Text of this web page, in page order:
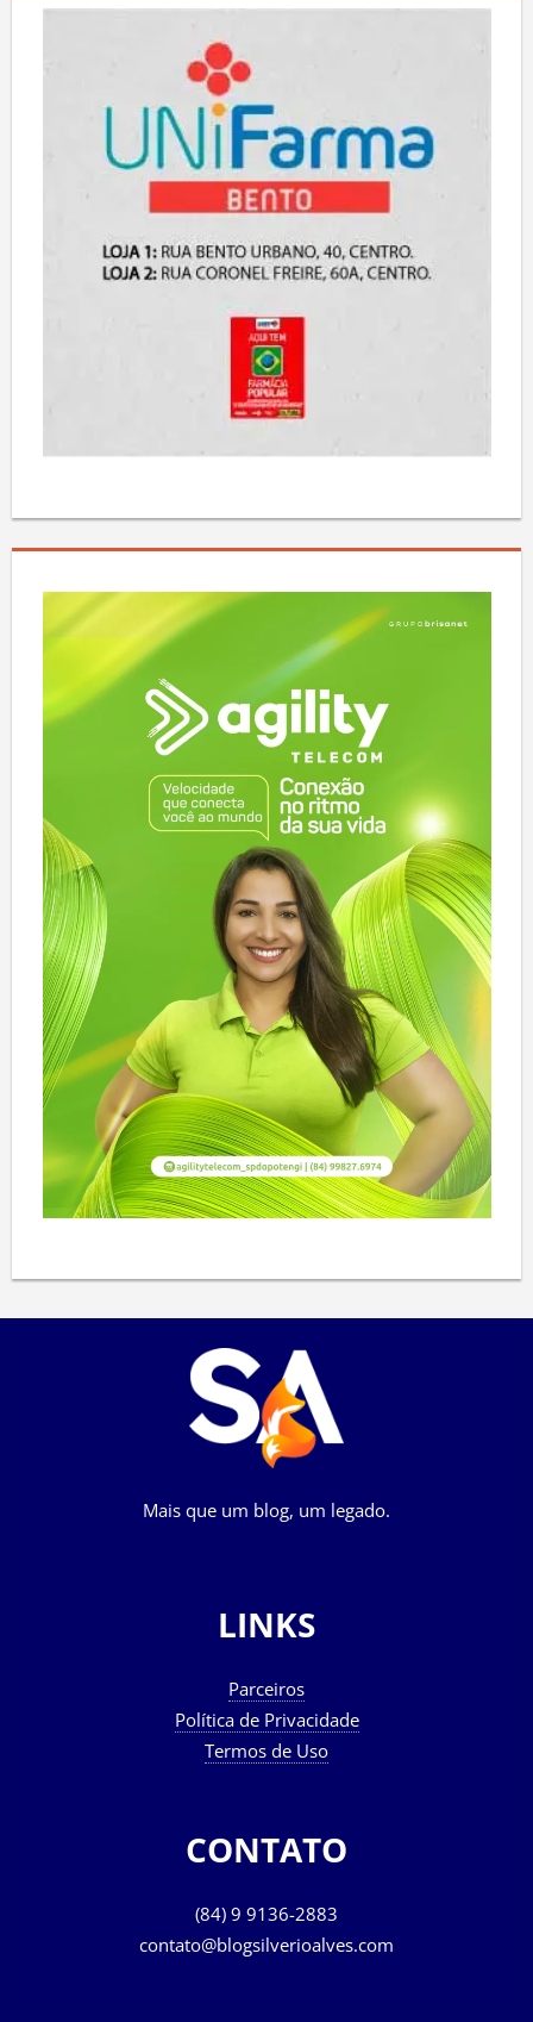
Mais que um blog, um legado.
LINKS
Parceiros
Política de Privacidade
Termos de Uso
CONTATO
(84) 9 9136-2883
contato@blogsilverioalves.com